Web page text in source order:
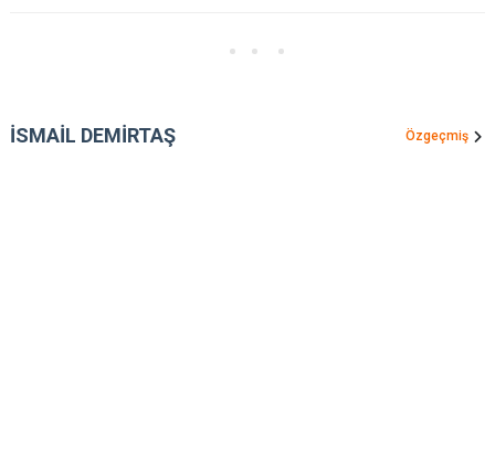
İSMAİL DEMİRTAŞ Özgeçmiş